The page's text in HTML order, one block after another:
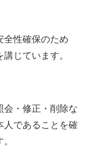
全性確保のため
じています。
会・修正・削除な
人であることを確